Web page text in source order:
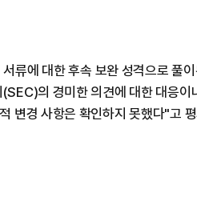
류에 대한 후속 보완 성격으로 풀
의 경미한 의견에 대한 대응이
변경 사항은 확인하지 못했다"고